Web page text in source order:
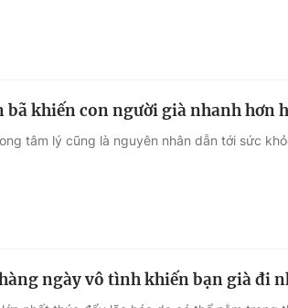
bã khiến con người già nhanh hơn
tâm lý cũng là nguyên nhân dẫn tới sức
ngày vô tình khiến bạn già đi